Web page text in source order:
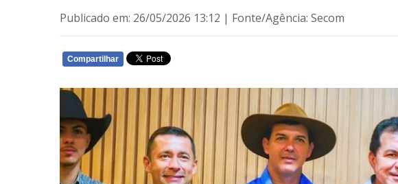
Publicado em: 26/05/2026 13:12 | Fonte/Agência: Secom
Compartilhar